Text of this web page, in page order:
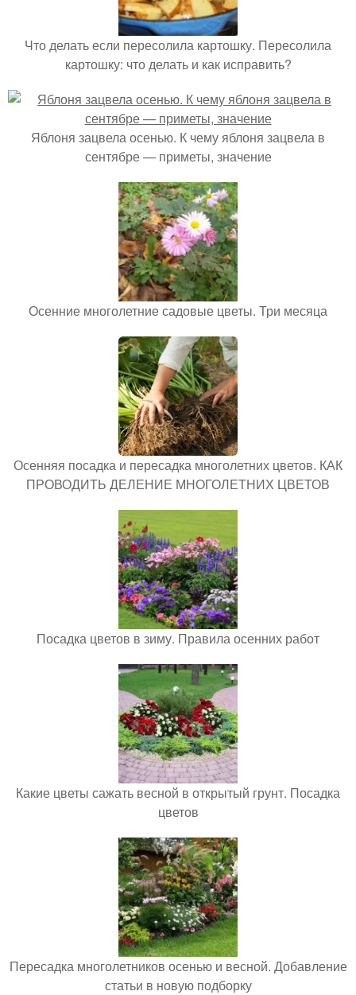
Что делать если пересолила картошку. Пересолила
картошку: что делать и как исправить?
Яблоня зацвела осенью. К чему яблоня зацвела в
сентябре — приметы, значение
Осенние многолетние садовые цветы. Три месяца
Осенняя посадка и пересадка многолетних цветов. КАК
ПРОВОДИТЬ ДЕЛЕНИЕ МНОГОЛЕТНИХ ЦВЕТОВ
Посадка цветов в зиму. Правила осенних работ
Какие цветы сажать весной в открытый грунт. Посадка
цветов
Пересадка многолетников осенью и весной. Добавление
статьи в новую подборку